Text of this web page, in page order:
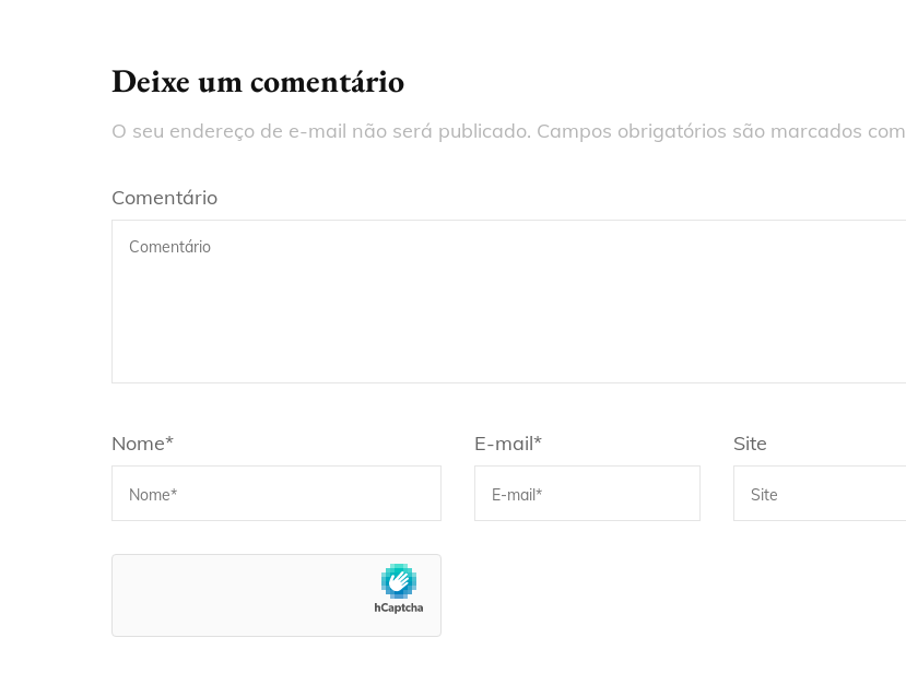
Deixe um comentário
O seu endereço de e-mail não será publicado. Campos obrigatórios são marcados com
Comentário
Nome* E-mail* Site